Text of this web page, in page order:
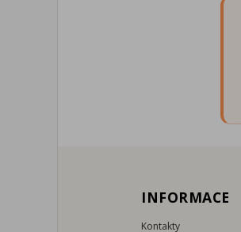
INFORMACE
Kontakty